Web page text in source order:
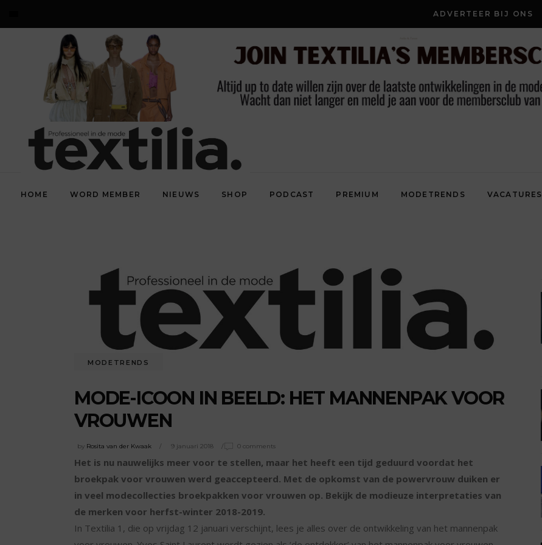
ADVERTEER BIJ ONS
HOME WORD MEMBER NIEUWS SHOP PODCAST PREMIUM MODETRENDS VACATURES
MODETRENDS
MODE-ICOON IN BEELD: HET MANNENPAK VOOR
VROUWEN
by Rosita van der Kwaak 9 januari 2018 0 comments
Het is nu nauwelijks meer voor te stellen, maar het heeft een tijd geduurd voordat het
broekpak voor vrouwen werd geaccepteerd. Met de opkomst van de powervrouw duiken er
in veel modecollecties broekpakken voor vrouwen op. Bekijk de modieuze interpretaties van
de merken voor herfst-winter 2018-2019.
In Textilia 1, die op vrijdag 12 januari verschijnt, lees je alles over de ontwikkeling van het mannenpak